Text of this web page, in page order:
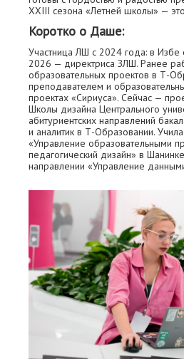
XXIII сезона «Летней школы» —
Коротко о Даше:
Участница ЛШ с 2024 года: в
2026 — директриса ЗЛШ. Ранее
образовательных проектов в Т-
преподавателем и
проектах «Сириуса». Сейчас —
Школы дизайна Центрального
абитуриентских направлений
и аналитик в Т-Образовании.
«Управление образовательными
педагогический дизайн» в
направлении «Управление